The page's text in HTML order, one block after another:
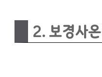
2. 보경사